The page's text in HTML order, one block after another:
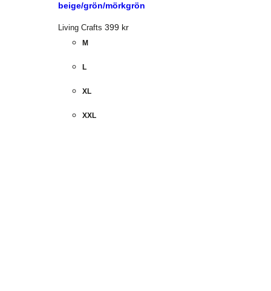
beige/grön/mörkgrön
Living Crafts 399 kr
M
L
XL
XXL